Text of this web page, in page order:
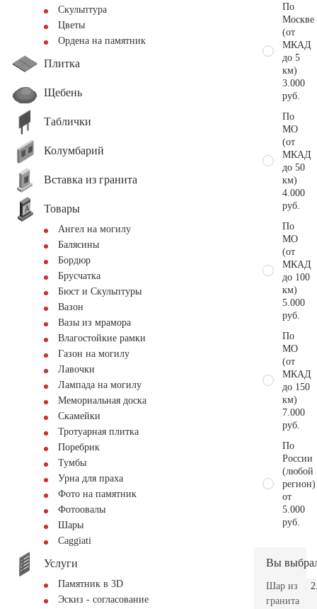
Скульптура
Цветы
Ордена на памятник
Плитка
Щебень
Таблички
Колумбарий
Вставка из гранита
Товары
Ангел на могилу
Балясины
Бордюр
Брусчатка
Бюст и Скульптуры
Вазон
Вазы из мрамора
Влагостойкие рамки
Газон на могилу
Лавочки
Лампада на могилу
Мемориальная доска
Скамейки
Тротуарная плитка
Поребрик
Тумбы
Урна для праха
Фото на памятник
Фотоовалы
Шары
Сaggiati
Услуги
Памятник в 3D
Эскиз - согласование
По
Москве
(от
МКАД
до 5
км)
3.000
руб.
По
МО
(от
МКАД
до 50
км)
4.000
руб.
По
МО
(от
МКАД
до 100
км)
5.000
руб.
По
МО
(от
МКАД
до 150
км)
7.000
руб.
По
России
(любой
регион)
от
5.000
руб.
Вы
Шар из
гранита